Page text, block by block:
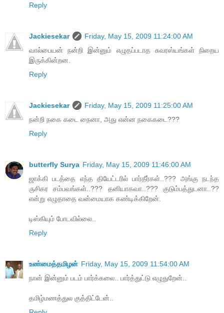
Reply
Jackiesekar
Friday, May 15, 2009 11:24:00 AM
வால்பையன் நன்றி இன்னும் எழுதப்படாத சுவரஸ்யங்கள் நிறைய
இருக்கின்றன.
Reply
Jackiesekar
Friday, May 15, 2009 11:25:00 AM
நன்றி நகை கடை நைனா, அது என்ன நகைகடை???
Reply
butterfly Surya Friday, May 15, 2009 11:46:00 AM
ஜாக்கி படத்தை எந்த தியேட்டரில் பார்தீர்கள்..??? அங்கு நடந்த
ருசிகர சம்பவங்கள்..??? தனியாகவா..??? குடும்பத்துடனா..??
என்று எழுதாதை வன்மையாக கண்டிக்கிறேன்.
டிஸ்கியும் போடவில்லை..
Reply
உண்மைத்தமிழன் Friday, May 15, 2009 11:54:00 AM
நான் இன்னும் படம் பார்க்கலை.. பார்த்துட்டு எழுதுறேன்..
தமிழ்மணத்துல குத்திட்டேன்..